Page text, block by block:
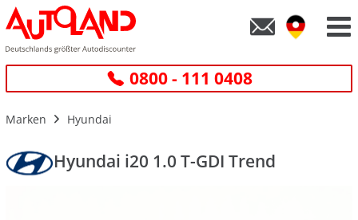
0800 - 111 0408
Marken Hyundai
Hyundai i20 1.0 T-GDI Trend